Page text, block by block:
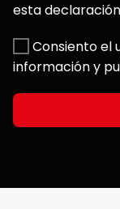
esta
Consiento el
información y